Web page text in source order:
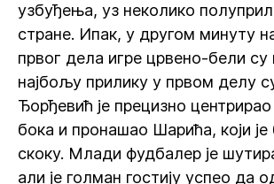
узбуђења, уз неколико
стране. Ипак, у другом минуту
првог дела игре црвено-бели су
најбољу прилику у првом делу
Ђорђевић је прецизно
бока и пронашао Шарића, који је
скоку. Млади фудбалер је
али је голман гостију успео да